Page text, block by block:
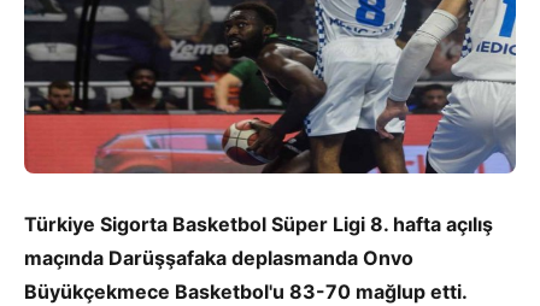
Türkiye Sigorta Basketbol Süper Ligi 8. hafta açılış
maçında Darüşşafaka deplasmanda Onvo
Büyükçekmece Basketbol'u 83-70 mağlup etti.